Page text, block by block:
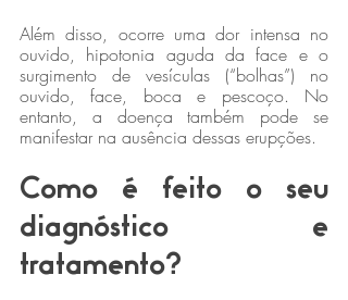
Além disso, ocorre uma dor intensa no
ouvido, hipotonia aguda da face e o
surgimento de vesículas (“bolhas”) no
ouvido, face, boca e pescoço. No
entanto, a doença também pode se
manifestar na ausência dessas erupções.
Como é feito o seu
diagnóstico e
tratamento?